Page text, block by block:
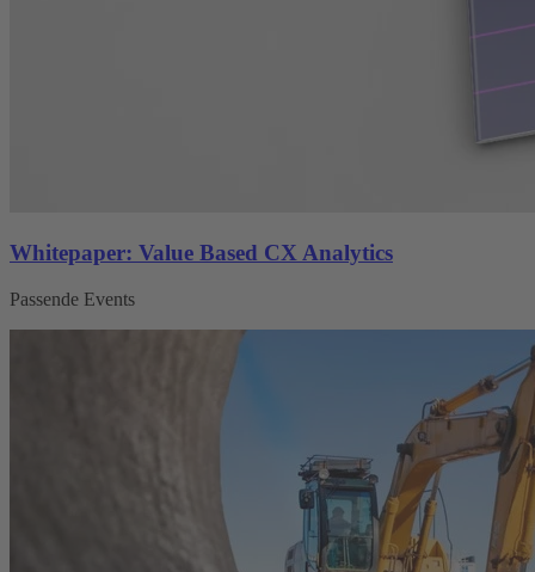
Whitepaper: Value Based CX Analytics
Passende Events